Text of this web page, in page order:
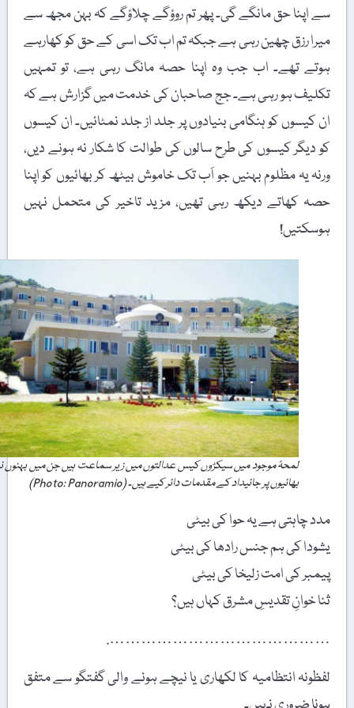
سے اپنا حق مانگے گی۔ پھر تم روؤگے چلاؤگے کہ بہن مجھ سے
میرا رزق چھین رہی ہے جبکہ تم اب تک اسی کے حق کو کھارہے
ہوتے تھے۔ اب جب وہ اپنا حصہ مانگ رہی ہے، تو تمہیں
تکلیف ہو رہی ہے۔ جج صاحبان کی خدمت میں گزارش ہے کہ
ان کیسوں کو ہنگامی بنیادوں پر جلد از جلد نمٹائیں۔ ان کیسوں
کو دیگر کیسوں کی طرح سالوں کی طوالت کا شکار نہ ہونے دیں،
ورنہ یہ مظلوم بہنیں جو اَب تک خاموش بیٹھ کر بھائیوں کو اپنا
حصہ کھاتے دیکھ رہی تھیں، مزید تاخیر کی متحمل نہیں
ہوسکتیں!
لمحۂ موجود میں سیکڑوں کیس عدالتوں میں زیر سماعت ہیں جن میں بہنوں نے
بھائیوں پر جائیداد کے مقدمات دائر کیے ہیں۔ (Photo: Panoramio)
مدد چاہتی ہے یہ حوا کی بیٹی
یشودا کی ہم جنس رادھا کی بیٹی
پیمبر کی امت زلیخا کی بیٹی
ثنا خوانِ تقدیسِ مشرق کہاں ہیں؟
…………………………………….
لفظونہ انتظامیہ کا لکھاری یا نیچے ہونے والی گفتگو سے متفق